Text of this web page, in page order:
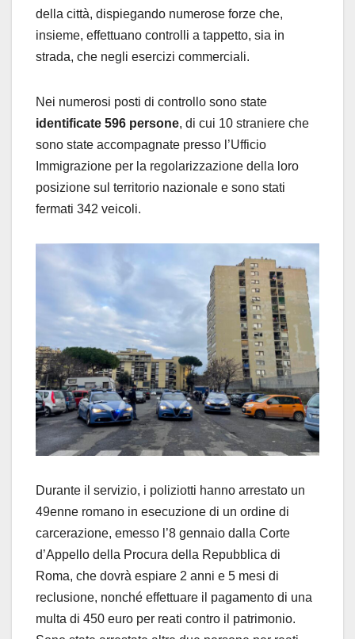
della città, dispiegando numerose forze che,
insieme, effettuano controlli a tappetto, sia in
strada, che negli esercizi commerciali.
Nei numerosi posti di controllo sono state
identificate 596 persone, di cui 10 straniere che
sono state accompagnate presso l’Ufficio
Immigrazione per la regolarizzazione della loro
posizione sul territorio nazionale e sono stati
fermati 342 veicoli.
Durante il servizio, i poliziotti hanno arrestato un
49enne romano in esecuzione di un ordine di
carcerazione, emesso l’8 gennaio dalla Corte
d’Appello della Procura della Repubblica di
Roma, che dovrà espiare 2 anni e 5 mesi di
reclusione, nonché effettuare il pagamento di una
multa di 450 euro per reati contro il patrimonio.